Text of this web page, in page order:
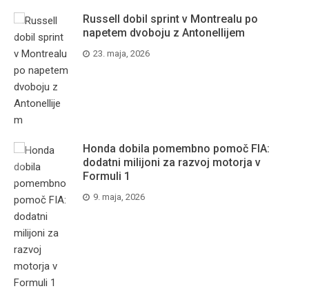
Russell dobil sprint v Montrealu po
napetem dvoboju z Antonellijem
23. maja, 2026
Honda dobila pomembno pomoč FIA:
dodatni milijoni za razvoj motorja v
Formuli 1
9. maja, 2026